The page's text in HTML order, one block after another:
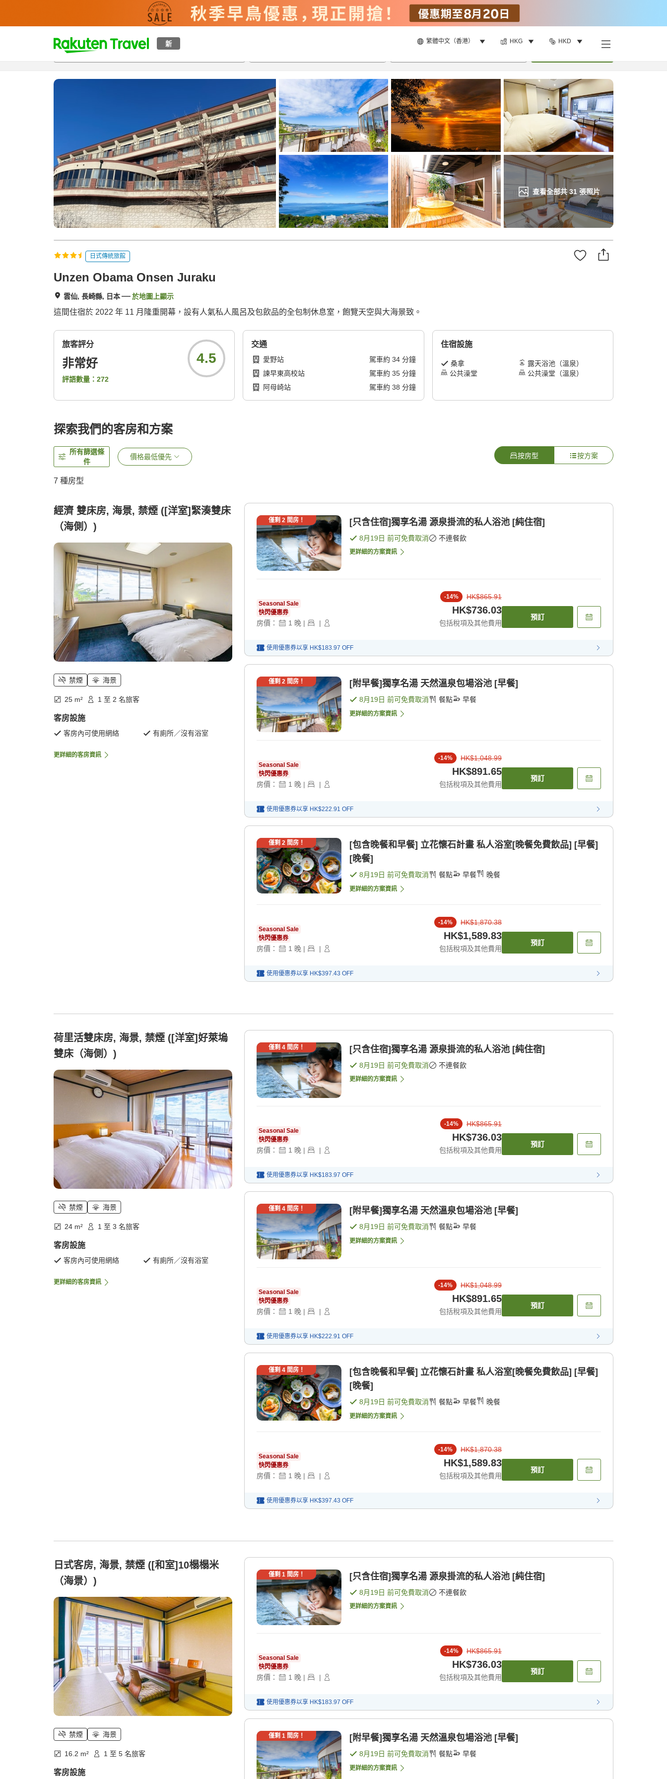
新 繁體中文（香港） HKG HKD
t
p
a
c
h
查看全部共 31 張照片
概覽房間及住宿方案 評價設施
日式傳統旅館
Unzen Obama Onsen Juraku
雲仙, 長崎縣, 日本 於地圖上顯示
這間住宿於 2022 年 11 月隆重開幕，設有人氣私人風呂及包飲品的全包制休息室，飽覽天空與大海景致。
旅客評分
非常好
評語數量： 272
4.5
交通
愛野站 駕車約 34分鐘
諫早東高校站
駕車約 35分鐘
阿母崎站
駕車約 38 分鐘
住宿設施
桑拿
露天浴池（溫泉）
公共澡堂
公共澡堂（溫泉）
探索我們的客房和方案
所有篩選條
件
價格最低優先 按房型 按方案
7 種房型
經濟 雙床房, 海景, 禁煙 ([洋室]緊湊雙床
（海側）)
禁煙 海景
25 m² 1 至 2 名旅客
客房設施
客房內可使用網絡 有廁所／沒有浴室
更詳細的客房資訊
僅剩 2間房！ [只含住宿]獨享名湯 源泉掛流的私人浴池 [純住宿]
8月19日 前可免費取消 不連餐飲
更詳細的方案資訊
Seasonal Sale
快閃優惠券
房價： 1 晚 | |
-14% HK$865.91
HK$736.03
包括稅項及其他費用
預訂
使用優惠券以享 HK$183.97 OFF
僅剩 2間房！ [附早餐]獨享名湯 天然溫泉包場浴池 [早餐]
8月19日 前可免費取消 餐點 早餐
更詳細的方案資訊
Seasonal Sale
快閃優惠券
房價： 1 晚 | |
-14% HK$1,048.99
HK$891.65
包括稅項及其他費用
預訂
使用優惠券以享 HK$222.91 OFF
僅剩 2間房！
[包含晚餐和早餐] 立花懷石計畫 私人浴室[晚餐免費飲品] [早餐]
[晚餐]
8月19日 前可免費取消 餐點 早餐 晚餐
更詳細的方案資訊
Seasonal Sale
快閃優惠券
房價： 1 晚 | |
-14% HK$1,870.38
HK$1,589.83
包括稅項及其他費用
預訂
使用優惠券以享 HK$397.43 OFF
荷里活雙床房, 海景, 禁煙 ([洋室]好萊塢
雙床（海側）)
禁煙 海景
24 m² 1 至 3 名旅客
客房設施
客房內可使用網絡 有廁所／沒有浴室
更詳細的客房資訊
僅剩 4間房！ [只含住宿]獨享名湯 源泉掛流的私人浴池 [純住宿]
8月19日 前可免費取消 不連餐飲
更詳細的方案資訊
Seasonal Sale
快閃優惠券
房價： 1 晚 | |
-14% HK$865.91
HK$736.03
包括稅項及其他費用
預訂
使用優惠券以享 HK$183.97 OFF
僅剩 4間房！ [附早餐]獨享名湯 天然溫泉包場浴池 [早餐]
8月19日 前可免費取消 餐點 早餐
更詳細的方案資訊
Seasonal Sale
快閃優惠券
房價： 1 晚 | |
-14% HK$1,048.99
HK$891.65
包括稅項及其他費用
預訂
使用優惠券以享 HK$222.91 OFF
僅剩 4間房！
[包含晚餐和早餐] 立花懷石計畫 私人浴室[晚餐免費飲品] [早餐]
[晚餐]
8月19日 前可免費取消 餐點 早餐 晚餐
更詳細的方案資訊
Seasonal Sale
快閃優惠券
房價： 1 晚 | |
-14% HK$1,870.38
HK$1,589.83
包括稅項及其他費用
預訂
使用優惠券以享 HK$397.43 OFF
日式客房, 海景, 禁煙 ([和室]10榻榻米
（海景）)
禁煙 海景
16.2 m² 1 至 5 名旅客
客房設施
僅剩 1間房！ [只含住宿]獨享名湯 源泉掛流的私人浴池 [純住宿]
8月19日 前可免費取消 不連餐飲
更詳細的方案資訊
Seasonal Sale
快閃優惠券
房價： 1 晚 | |
-14% HK$865.91
HK$736.03
包括稅項及其他費用
預訂
使用優惠券以享 HK$183.97 OFF
僅剩 1間房！ [附早餐]獨享名湯 天然溫泉包場浴池 [早餐]
8月19日 前可免費取消 餐點 早餐
更詳細的方案資訊